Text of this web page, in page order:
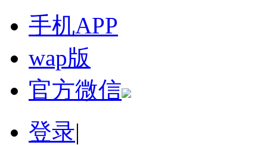
手机APP
wap版
官方微信
登录|